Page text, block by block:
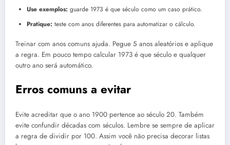
Use exemplos: guarde 1973 é que século como um caso prático.
Pratique: teste com anos diferentes para automatizar o cálculo.
Treinar com anos comuns ajuda. Pegue 5 anos aleatórios e aplique
a regra. Em pouco tempo calcular 1973 é que século e qualquer
outro ano será automático.
Erros comuns a evitar
Evite acreditar que o ano 1900 pertence ao século 20. Também
evite confundir décadas com séculos. Lembre se sempre de aplicar
a regra de dividir por 100. Assim você não precisa decorar listas